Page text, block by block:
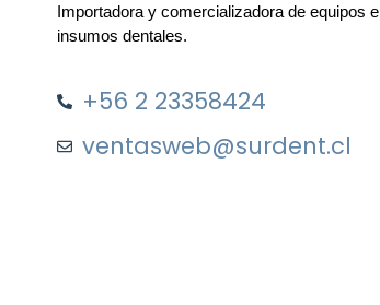
Importadora y comercializadora de equipos e
insumos dentales.
+56 2 23358424
ventasweb@surdent.cl